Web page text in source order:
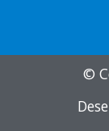
©